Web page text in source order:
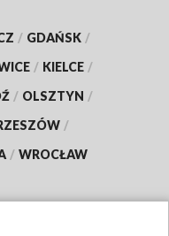
/ GDAŃSK /
/ KIELCE /
/ OLSZTYN /
/
/ WROCŁAW